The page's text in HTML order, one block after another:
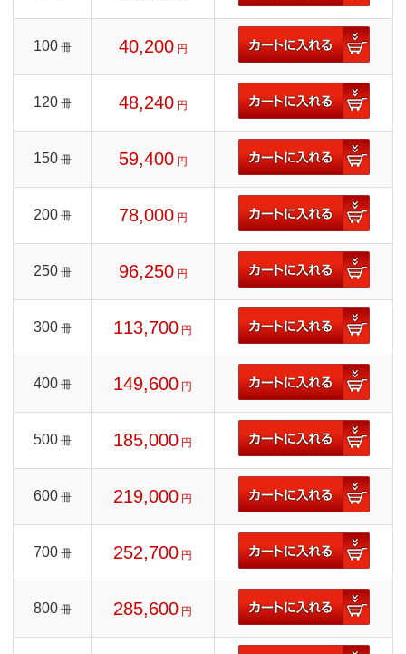
100 冊 40,200 円
120 冊 48,240 円
150 冊 59,400 円
200 冊 78,000 円
250 冊 96,250 円
300 冊 113,700 円
400 冊 149,600 円
500 冊 185,000 円
600 冊 219,000 円
700 冊 252,700 円
800 冊 285,600 円